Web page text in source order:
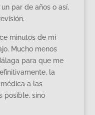
par de años o así,
minutos de mi
Mucho menos
para que me
la
a las
posible, sino